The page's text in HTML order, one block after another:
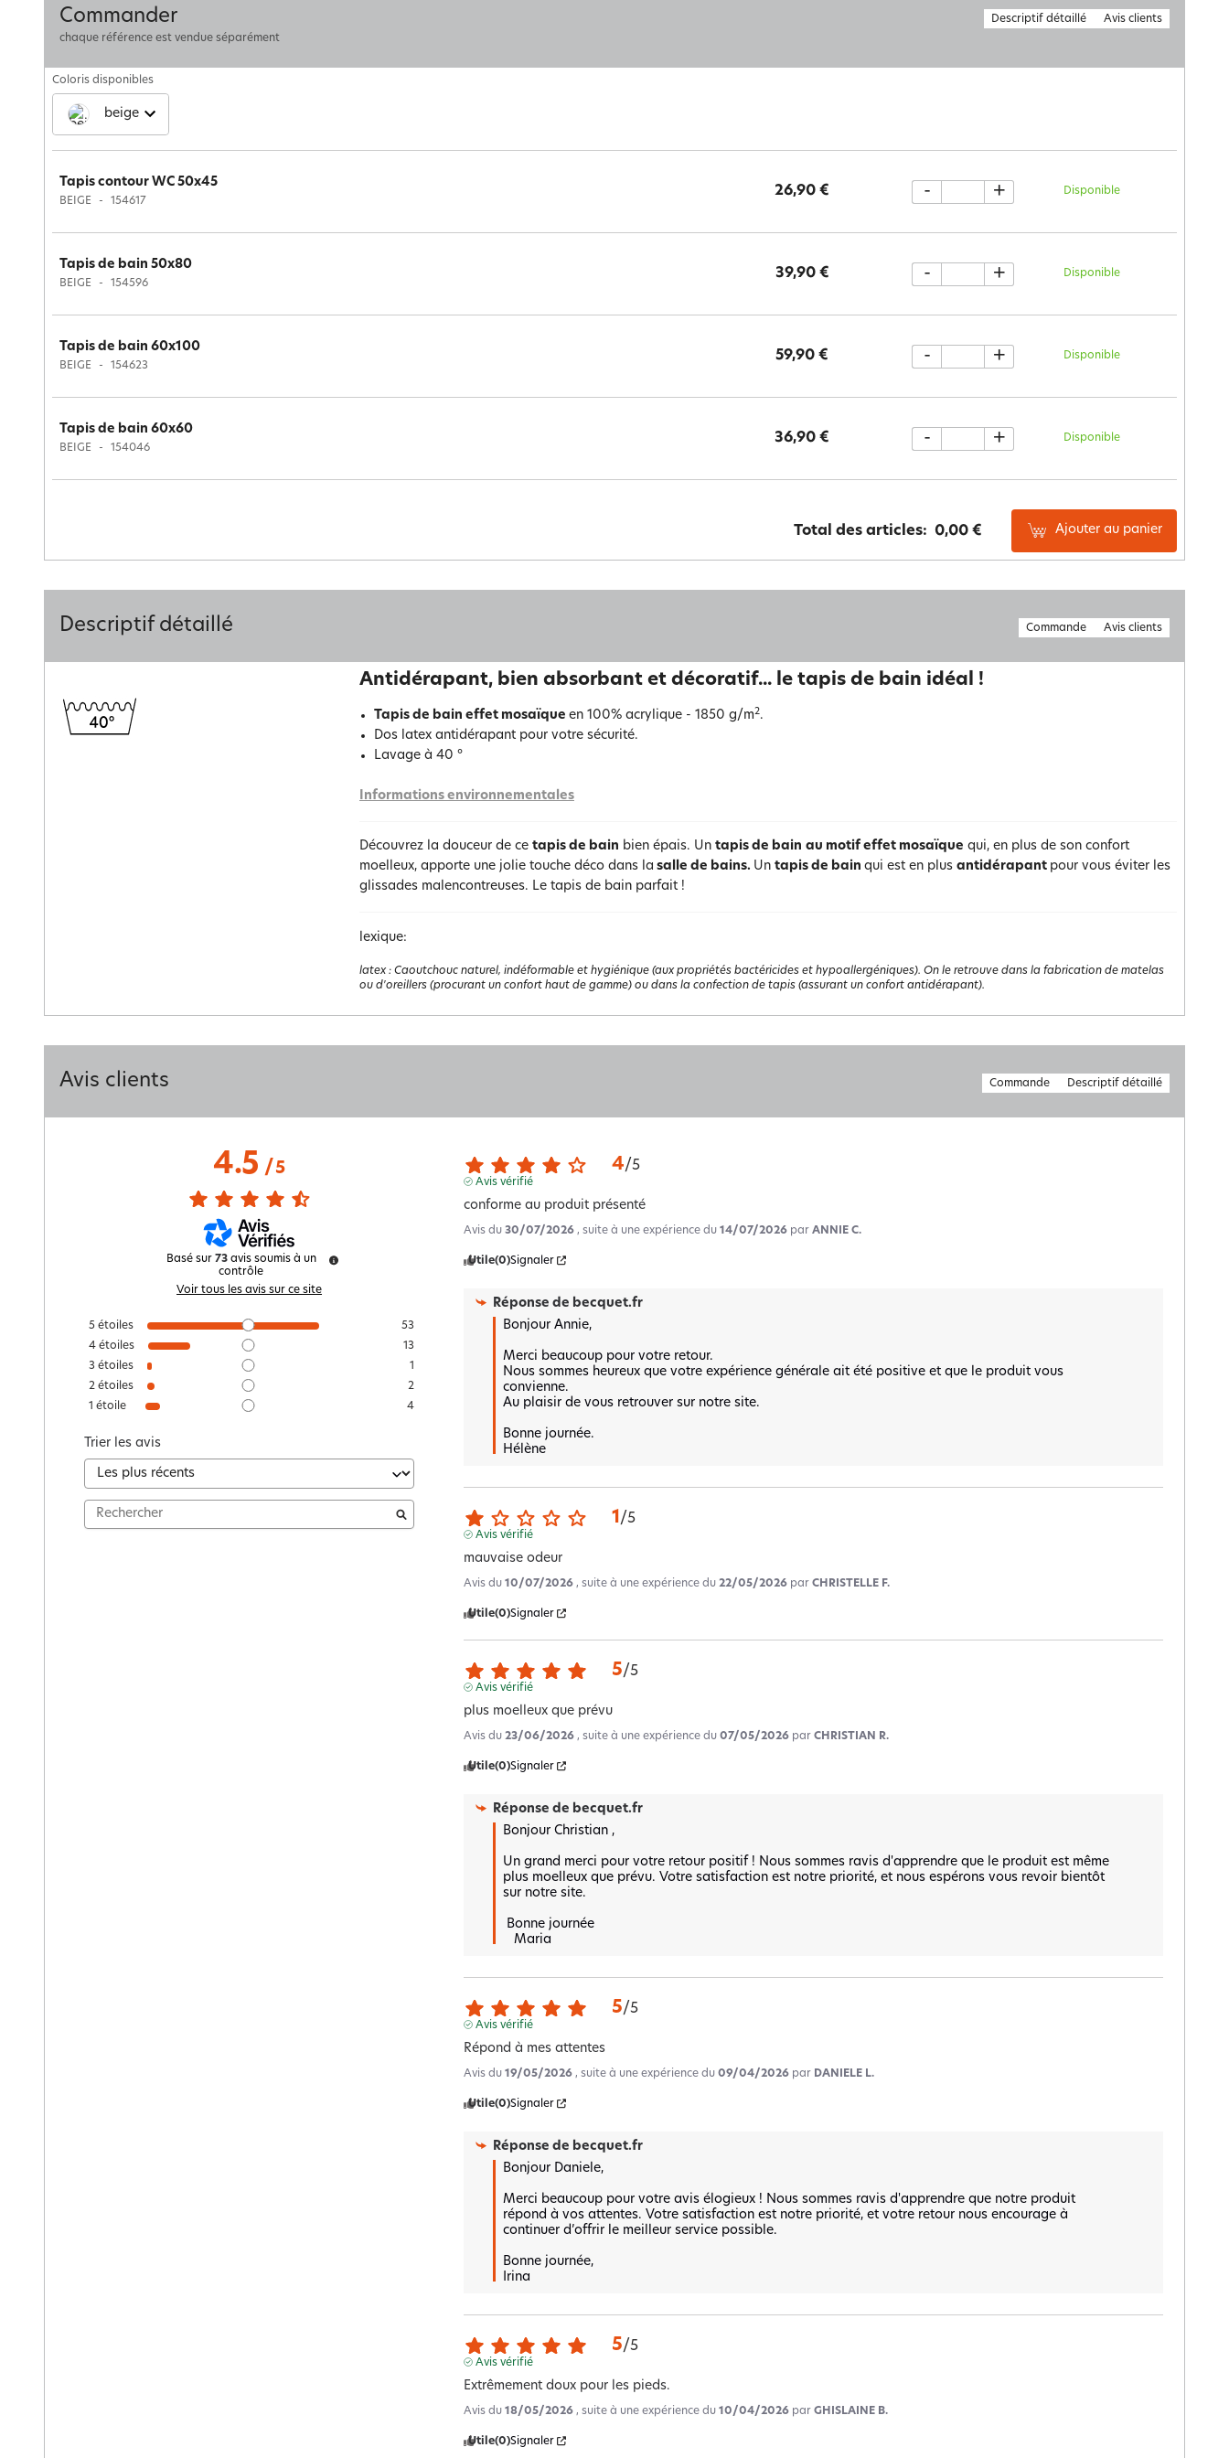
Commander
chaque référence est vendue séparément
Descriptif détaillé Avis clients
Coloris disponibles
beige
Tapis contour WC 50x45
BEIGE 154617
26,90 € Disponible
- +
Tapis de bain 50x80
BEIGE 154596
39,90 € Disponible
- +
Tapis de bain 60x100
BEIGE 154623
59,90 € Disponible
- +
Tapis de bain 60x60
BEIGE 154046
36,90 € Disponible
- +
Total des articles: 0,00 € Ajouter au panier
Descriptif détaillé Commande Avis clients
Antidérapant, bien absorbant et décoratif... le tapis de bain idéal !
Tapis de bain effet mosaïque en 100% acrylique - 1850 g/m2.
Dos latex antidérapant pour votre sécurité.
Lavage à 40 °
Informations environnementales
Découvrez la douceur de ce tapis de bain bien épais. Un tapis de bain au motif effet mosaïque qui, en plus de son confort
moelleux, apporte une jolie touche déco dans la salle de bains. Un tapis de bain qui est en plus antidérapant pour vous éviter les
glissades malencontreuses. Le tapis de bain parfait !
lexique:
latex : Caoutchouc naturel, indéformable et hygiénique (aux propriétés bactéricides et hypoallergéniques). On le retrouve dans la fabrication de matelas
ou d'oreillers (procurant un confort haut de gamme) ou dans la confection de tapis (assurant un confort antidérapant).
Avis clients Commande Descriptif détaillé
4.5/ 5
Basé sur 73 avis soumis à un
contrôle
Voir tous les avis sur ce site
5 étoiles
53
4 étoiles
13
3 étoiles
1
2 étoiles
2
1 étoile 4
Trier les avis
4/5
Avis vérifié
conforme au produit présenté
Avis du30/07/2026 , suite à une expérience du14/07/2026 parANNIE C.
Utile(0)Signaler
Réponse de becquet.fr
Bonjour Annie,
Merci beaucoup pour votre retour.
Nous sommes heureux que votre expérience générale ait été positive et que le produit vous
convienne.
Au plaisir de vous retrouver sur notre site.
Bonne journée.
Hélène
1 /5
Avis vérifié
mauvaise odeur
Avis du10/07/2026 , suite à une expérience du22/05/2026 parCHRISTELLE F.
Utile(0)Signaler
5/5
Avis vérifié
plus moelleux que prévu
Avis du23/06/2026 , suite à une expérience du07/05/2026 parCHRISTIAN R.
Utile(0)Signaler
Réponse de becquet.fr
Bonjour Christian ,
Un grand merci pour votre retour positif ! Nous sommes ravis d'apprendre que le produit est même
plus moelleux que prévu. Votre satisfaction est notre priorité, et nous espérons vous revoir bientôt
sur notre site.
   Maria
5/5
Avis vérifié
Répond à mes attentes
Avis du19/05/2026 , suite à une expérience du09/04/2026 par DANIELE L.
Utile(0)Signaler
Réponse de becquet.fr
Bonjour Daniele,
Merci beaucoup pour votre avis élogieux ! Nous sommes ravis d'apprendre que notre produit
répond à vos attentes. Votre satisfaction est notre priorité, et votre retour nous encourage à
continuer d’offrir le meilleur service possible.
Bonne journée,
Irina
5/5
Avis vérifié
Extrêmement doux pour les pieds.
Avis du18/05/2026 , suite à une expérience du10/04/2026 parGHISLAINE B.
Utile(0)Signaler